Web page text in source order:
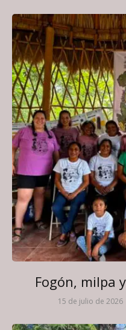
Fogón, milpa
15 de julio de 2026